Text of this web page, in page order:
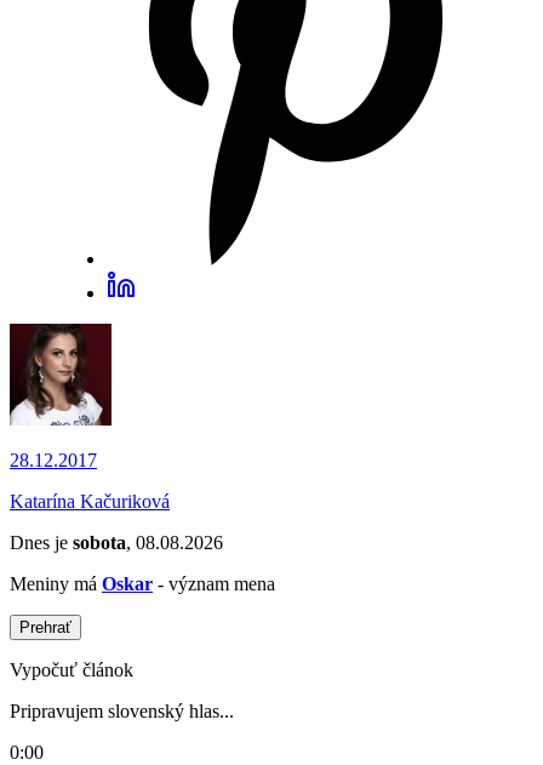
28.12.2017
Katarína Kačuriková
Dnes je sobota, 08.08.2026
Meniny má Oskar - význam mena
Prehrať
Vypočuť článok
Pripravujem slovenský hlas...
0:00